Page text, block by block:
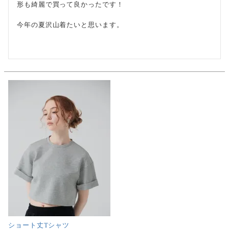
形も綺麗で買って良かったです！
今年の夏沢山着たいと思います。
ショート丈Tシャツ